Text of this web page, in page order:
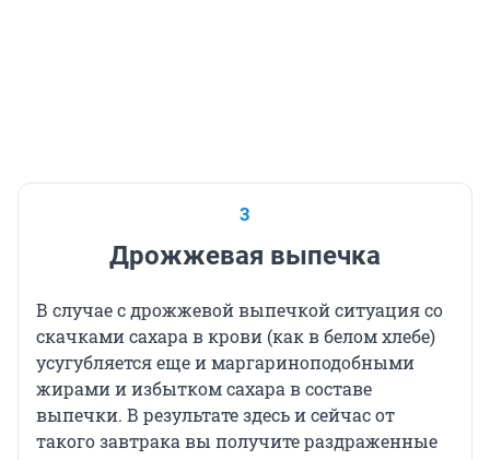
3
Дрожжевая выпечка
В случае с дрожжевой выпечкой ситуация со
скачками сахара в крови (как в белом хлебе)
усугубляется еще и маргариноподобными
жирами и избытком сахара в составе
выпечки. В результате здесь и сейчас от
такого завтрака вы получите раздраженные